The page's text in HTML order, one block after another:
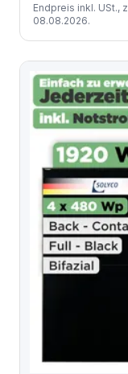
Endpreis inkl. USt.,
08.08.2026.